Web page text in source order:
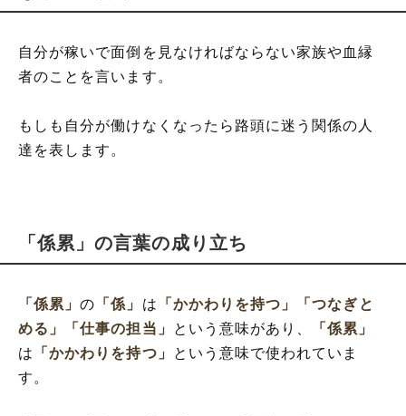
自分が稼いで面倒を見なければならない家族や血縁
者のことを言います。
もしも自分が働けなくなったら路頭に迷う関係の人
達を表します。
「係累」の言葉の成り立ち
「係累」の 「係」 は 「かかわりを持つ」
「つなぎと
める」
「仕事の担当」 という意味があり、
「係累」
は
「かかわりを持つ」
という意味で使われていま
す。